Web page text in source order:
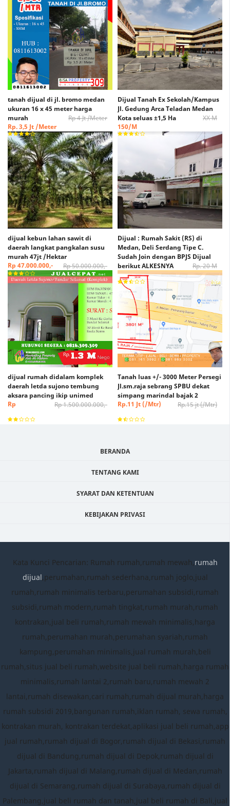
tanah dijual di jl. bromo medan
ukuran 16 x 45 meter harga
murah
Rp 4 Jt /Meter
Rp. 3,5 Jt /Meter
Dijual Tanah Ex Sekolah/Kampus
Jl. Gedung Arca Teladan Medan
Kota seluas ±1,5 Ha
XX M
150/M
dijual kebun lahan sawit di
daerah langkat pangkalan susu
murah 47jt /Hektar
Rp 50.000.000,-
Rp 47.000.000,-
Dijual : Rumah Sakit (RS) di
Medan, Deli Serdang Tipe C.
Sudah Join dengan BPJS Dijual
berikut ALKESNYA
Rp. 20 M
Rp. 15 M (Nego)
dijual rumah didalam komplek
daerah letda sujono tembung
aksara pancing ikip unimed
Rp 1.500.000.000,-
Rp
Tanah luas +/- 3000 Meter Persegi
Jl.sm.raja sebrang SPBU dekat
simpang marindal bajak 2
Rp.15 jt (/Mtr)
Rp.11 Jt (/Mtr)
BERANDA
TENTANG KAMI
SYARAT DAN KETENTUAN
KEBIJAKAN PRIVASI
Kata Kunci Pencarian: Rumah rumah,rumah mewah, rumah
dijual ,perumahan,rumah sederhana,rumah joglo,jual
rumah,rumah minimalis terbaru,perumahan subsidi,rumah
subsidi,rumah modern,rumah tingkat,rumah murah,rumah
kontrakan,jual beli rumah,rumah mewah minimalis,harga
rumah,perumahan murah,perumahan syariah,rumah
kampung,perumahan minimalis,jual rumah murah,beli
rumah,situs jual beli rumah,website jual beli rumah,harga rumah
minimalis,rumah lantai 2,rumah baru,rumah mewah 2
lantai,rumah disewakan,cari rumah,rumah dijual murah,harga
rumah subsidi 2019,bangunan rumah,iklan rumah, sewa rumah,
kontrakan murah, kontrakan terdekat,aplikasi jual beli rumah,app
jual rumah,rumah dijual di Bogor,rumah dijual di Bekasi,rumah
dijual di Bandung,rumah dijual di Depok,rumah dijual di
Jakarta,rumah dijual di Malang,rumah dijual di Medan,rumah
dijual di Semarang,rumah dijual di Surabaya,rumah dijual di
Palembang,jual beli rumah dan tanah,jual beli rumah di Bali,jual